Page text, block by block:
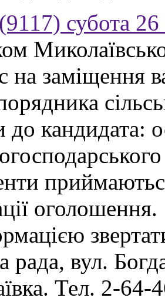
субота 26
на заміщення
кандидата:
оголошення.
рада, вул.
Тел. 2-64-